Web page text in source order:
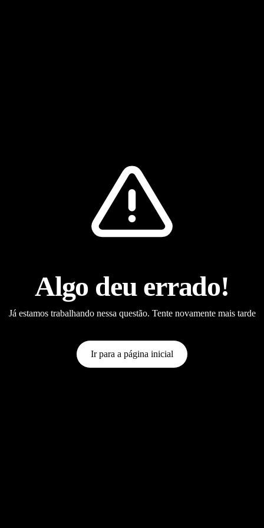
Algo deu errado!
Já estamos trabalhando nessa questão. Tente novamente mais tarde
Ir para a página inicial